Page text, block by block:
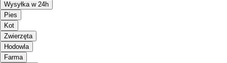
Wysyłka w 24h
Pies
Kot
Zwierzęta
Hodowla
Farma